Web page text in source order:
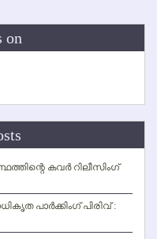
on
കവര്‍ റിലീസിംഗ്
പാര്‍ക്കിംഗ് പിരിവ് :